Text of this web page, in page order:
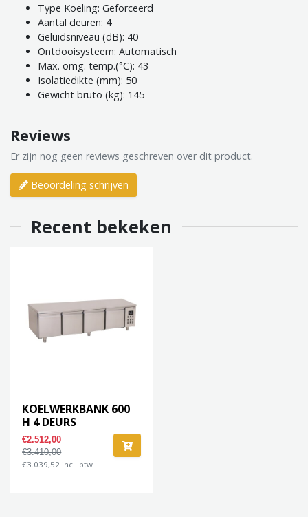
Type Koeling: Geforceerd
Aantal deuren: 4
Geluidsniveau (dB): 40
Ontdooisysteem: Automatisch
Max. omg. temp.(°C): 43
Isolatiedikte (mm): 50
Gewicht bruto (kg): 145
Reviews
Er zijn nog geen reviews geschreven over dit product.
Beoordeling schrijven
Recent bekeken
KOELWERKBANK 600
H 4 DEURS
€2.512,00
€3.410,00
€3.039,52 incl. btw